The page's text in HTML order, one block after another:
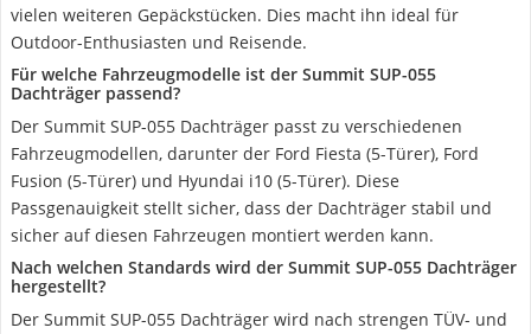
vielen weiteren Gepäckstücken. Dies macht ihn ideal für
Outdoor-Enthusiasten und Reisende.
Für welche Fahrzeugmodelle ist der Summit SUP-055
Dachträger passend?
Der Summit SUP-055 Dachträger passt zu verschiedenen
Fahrzeugmodellen, darunter der Ford Fiesta (5-Türer), Ford
Fusion (5-Türer) und Hyundai i10 (5-Türer). Diese
Passgenauigkeit stellt sicher, dass der Dachträger stabil und
sicher auf diesen Fahrzeugen montiert werden kann.
Nach welchen Standards wird der Summit SUP-055 Dachträger
hergestellt?
Der Summit SUP-055 Dachträger wird nach strengen TÜV- und